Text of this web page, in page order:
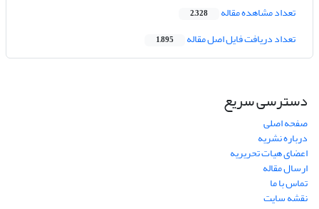
تعداد مشاهده مقاله 2,328
تعداد دریافت فایل اصل مقاله 1,895
دسترسی سریع
صفحه اصلی
درباره نشریه
اعضای هیات تحریریه
ارسال مقاله
تماس با ما
نقشه سایت